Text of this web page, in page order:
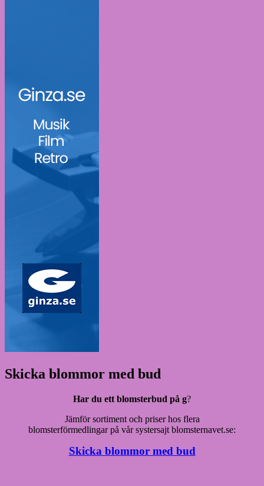
Skicka blommor med bud
Har du ett blomsterbud på g?
Jämför sortiment och priser hos flera
blomsterförmedlingar på vår systersajt blomsternavet.se:
Skicka blommor med bud